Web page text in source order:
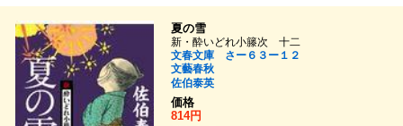
夏の雪
新・酔いどれ小籐次 十二
文春文庫 さー６３ー１２
文藝春秋
佐伯泰英
価格
814円